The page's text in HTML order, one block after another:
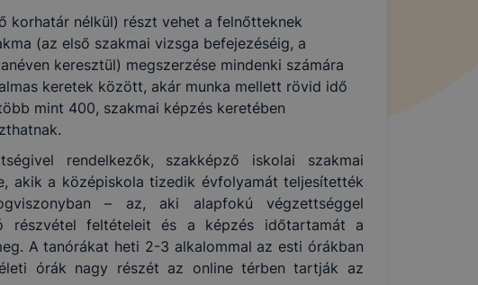
korhatár nélkül) részt vehet a felnőtteknek
(az első szakmai vizsga befejezéséig, a
keresztül) megszerzése mindenki számára
keretek között, akár munka mellett rövid idő
mint 400, szakmai képzés keretében
rendelkezők, szakképző iskolai szakmai
akik a középiskola tizedik évfolyamát teljesítették
– az, aki alapfokú végzettséggel
részvétel feltételeit és a képzés időtartamát a
A tanórákat heti 2-3 alkalommal az esti órákban
órák nagy részét az online térben tartják az